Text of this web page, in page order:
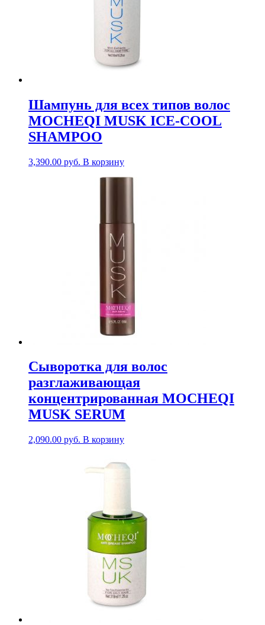
Шампунь для всех типов волос
MOCHEQI MUSK ICE-COOL
SHAMPOO
3,390.00 руб. В корзину
Сыворотка для волос
разглаживающая
концентрированная MOCHEQI
MUSK SERUM
2,090.00 руб. В корзину